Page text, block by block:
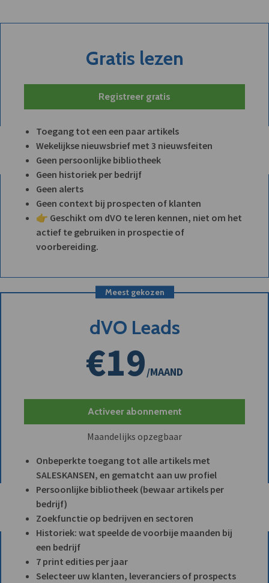
Gratis lezen
Registreer gratis
Toegang tot een een paar artikels
Wekelijkse nieuwsbrief met 3 nieuwsfeiten
Geen persoonlijke bibliotheek
Geen historiek per bedrijf
Geen alerts
Geen context bij prospecten of klanten
👉 Geschikt om dVO te leren kennen, niet om het
actief te gebruiken in prospectie of
voorbereiding.
Meest gekozen
dVO Leads
€19/MAAND
Activeer abonnement
Maandelijks opzegbaar
Onbeperkte toegang tot alle artikels met
SALESKANSEN, en gematcht aan uw profiel
Persoonlijke bibliotheek (bewaar artikels per
bedrijf)
Zoekfunctie op bedrijven en sectoren
Historiek: wat speelde de voorbije maanden bij
een bedrijf
7 print edities per jaar
Selecteer uw klanten, leveranciers of prospects